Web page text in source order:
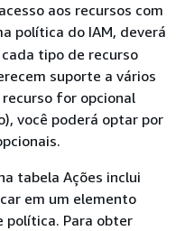
aos recursos com
política do IAM, deverá
tipo de recurso
suporte a vários
for opcional
você poderá optar por
tabela Ações inclui
em um elemento
política. Para obter